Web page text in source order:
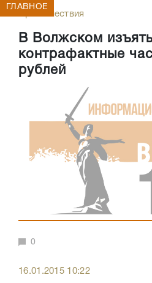
Происшествия
В Волжском
контрафактные
рублей
ГЛАВНОЕ
0
16.01.2015 10:22